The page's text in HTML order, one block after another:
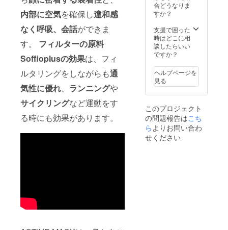
内部に空気を確保し違和感
なく呼吸、会話ができま
す。 フィルターの原料
Soffioplusの効果は、フィ
ルタリングをしながらも通
気性に優れ、 ランニングや
サイクリングなど運動をす
る時にも効果があります。
合どうなりま
すか？
支援で困った
時はどこに相
談したらいい
ですか？
ヘルプページを
見る
このプロジェクト
の問題報告はこち
らよりお問い合わ
せください